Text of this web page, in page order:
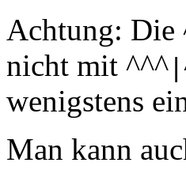
Achtung: Die
nicht mit ^^^
wenigstens
Man kann